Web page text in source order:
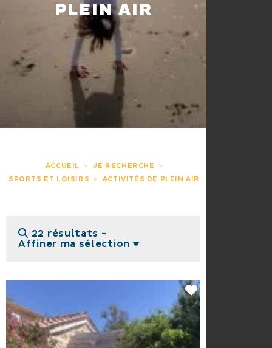
PLEIN AIR
ACCUEIL
JE RECHERCHE
SPORTS ET LOISIRS
ACTIVITÉS DE PLEIN AIR
22 résultats -
Affiner ma sélection